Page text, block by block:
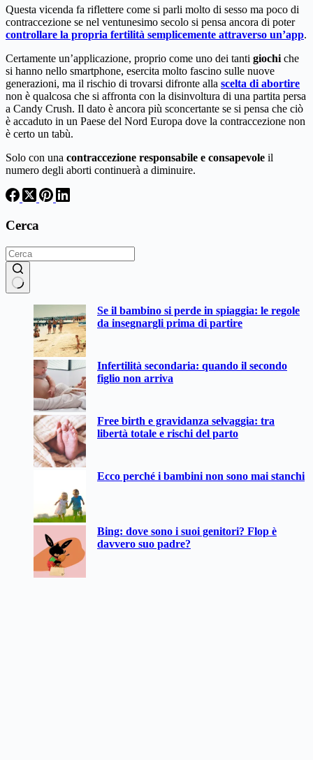
Questa vicenda fa riflettere come si parli molto di sesso ma poco di
contraccezione se nel ventunesimo secolo si pensa ancora di poter
controllare la propria fertilità semplicemente attraverso un’app.
Certamente un’applicazione, proprio come uno dei tanti giochiche
si hanno nello smartphone, esercita molto fascino sulle nuove
generazioni, ma il rischio di trovarsi difronte alla scelta di abortire
non è qualcosa che si affronta con la disinvoltura di una partita persa
a Candy Crush. Il dato è ancora più sconcertante se si pensa che ciò
è accaduto in un Paese del Nord Europa dove la contraccezione non
è certo un tabù.
Solo con una contraccezione responsabile e consapevole il
numero degli aborti continuerà a diminuire.
Cerca
Se il bambino si perde in spiaggia: le regole
da insegnargli prima di partire
Infertilità secondaria: quando il secondo
figlio non arriva
Free birth e gravidanza selvaggia: tra
libertà totale e rischi del parto
Ecco perché i bambini non sono mai stanchi
Bing: dove sono i suoi genitori? Flop è
davvero suo padre?